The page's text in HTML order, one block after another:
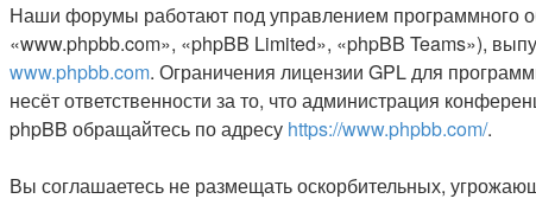
Наши форумы работают под управлением программного
«www.phpbb.com», «phpBB Limited», «phpBB Teams»),
www.phpbb.com. Ограничения лицензии GPL для
несёт ответственности за то, что администрация
phpBB обращайтесь по адресу https://www.phpbb.com/.
Вы соглашаетесь не размещать оскорбительных,